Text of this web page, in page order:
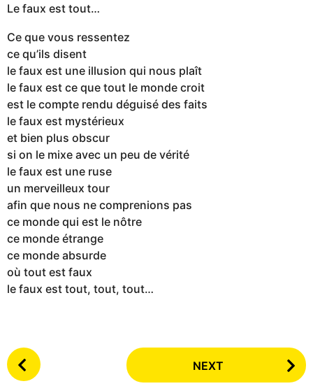
Le faux est tout…
Ce que vous ressentez
ce qu’ils disent
le faux est une illusion qui nous plaît
le faux est ce que tout le monde croit
est le compte rendu déguisé des faits
le faux est mystérieux
et bien plus obscur
si on le mixe avec un peu de vérité
le faux est une ruse
un merveilleux tour
afin que nous ne comprenions pas
ce monde qui est le nôtre
ce monde étrange
ce monde absurde
où tout est faux
le faux est tout, tout, tout…
P
o
NEXT